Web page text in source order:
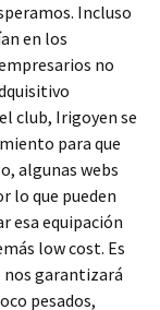
Incluso
en los
no
club, Irigoyen se
para que
algunas webs
lo que pueden
esa equipación
low cost. Es
nos garantizará
pesados,